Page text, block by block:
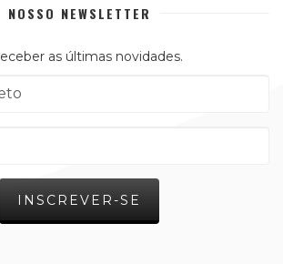
NOSSO NEWSLETTER
as últimas novidades.